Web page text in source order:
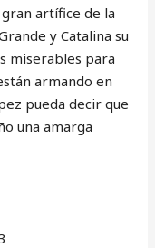
artífice de la
y Catalina su
miserables para
armando en
pueda decir que
una amarga